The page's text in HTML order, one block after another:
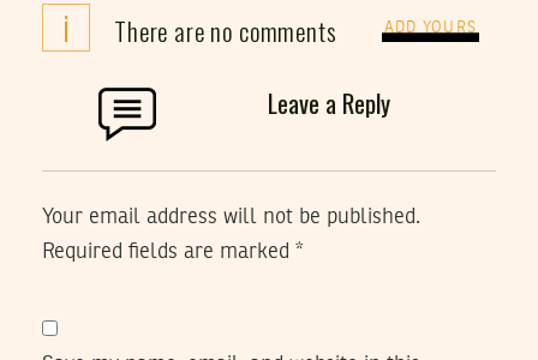
i There are no comments ADD YOURS
Leave a Reply
Your email address will not be published.
Required fields are marked *